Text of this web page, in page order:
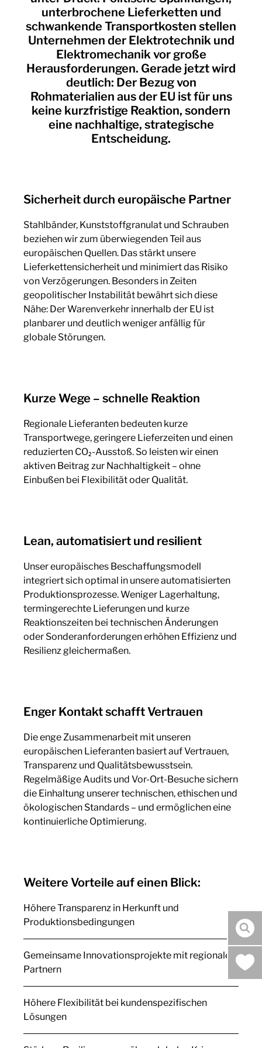
unterbrochene Lieferketten und
schwankende Transportkosten stellen
Unternehmen der Elektrotechnik und
Elektromechanik vor große
Herausforderungen. Gerade jetzt wird
deutlich: Der Bezug von
Rohmaterialien aus der EU ist für uns
keine kurzfristige Reaktion, sondern
eine nachhaltige, strategische
Entscheidung.
Sicherheit durch europäische Partner
Stahlbänder, Kunststoffgranulat und Schrauben
beziehen wir zum überwiegenden Teil aus
europäischen Quellen. Das stärkt unsere
Lieferkettensicherheit und minimiert das Risiko
von Verzögerungen. Besonders in Zeiten
geopolitischer Instabilität bewährt sich diese
Nähe: Der Warenverkehr innerhalb der EU ist
planbarer und deutlich weniger anfällig für
globale Störungen.
Kurze Wege – schnelle Reaktion
Regionale Lieferanten bedeuten kurze
Transportwege, geringere Lieferzeiten und einen
reduzierten CO₂-Ausstoß. So leisten wir einen
aktiven Beitrag zur Nachhaltigkeit – ohne
Einbußen bei Flexibilität oder Qualität.
Lean, automatisiert und resilient
Unser europäisches Beschaffungsmodell
integriert sich optimal in unsere automatisierten
Produktionsprozesse. Weniger Lagerhaltung,
termingerechte Lieferungen und kurze
Reaktionszeiten bei technischen Änderungen
oder Sonderanforderungen erhöhen Effizienz und
Resilienz gleichermaßen.
Enger Kontakt schafft Vertrauen
Die enge Zusammenarbeit mit unseren
europäischen Lieferanten basiert auf Vertrauen,
Transparenz und Qualitätsbewusstsein.
Regelmäßige Audits und Vor-Ort-Besuche sichern
die Einhaltung unserer technischen, ethischen und
ökologischen Standards – und ermöglichen eine
kontinuierliche Optimierung.
Weitere Vorteile auf einen Blick:
Höhere Transparenz in Herkunft und
Produktionsbedingungen
Gemeinsame Innovationsprojekte mit regionalen
Partnern
Höhere Flexibilität bei kundenspezifischen
Lösungen